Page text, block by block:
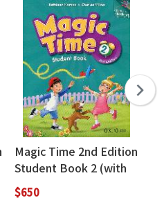
Magic Time 2nd Edition
Student Book 2 (with
CD)
$650